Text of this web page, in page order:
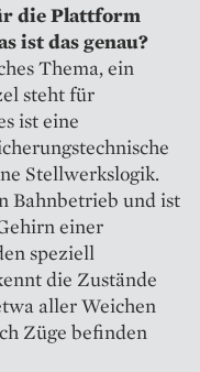
die Plattform
ist das genau?
Thema, ein
steht für
ist eine
Stellwerkslogik.
Bahnbetrieb und ist
einer
speziell
die Zustände
aller Weichen
Züge befinden